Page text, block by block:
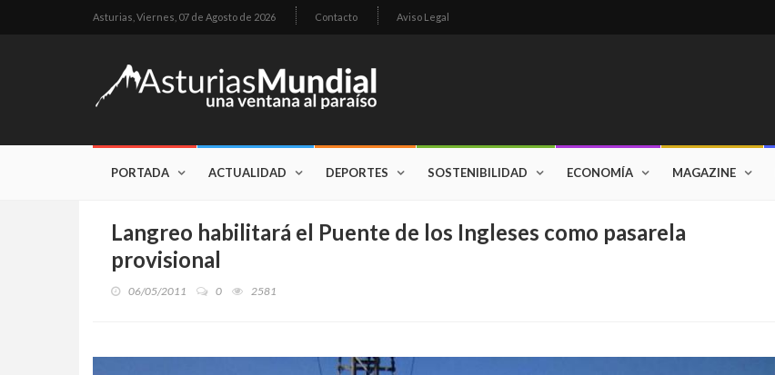
Asturias, Viernes, 07 de Agosto de 2026 Contacto Aviso Legal
PORTADA ACTUALIDAD DEPORTES SOSTENIBILIDAD ECONOMÍA MAGAZINE
Langreo habilitará el Puente de los Ingleses como pasarela
provisional
06/05/2011 0 2581